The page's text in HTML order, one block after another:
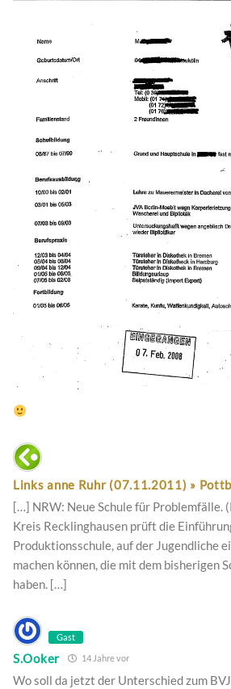
Links anne Ruhr (07.11.2011) »
[…] NRW: Neue Schule für Problemfälle.
Kreis Recklinghausen prüft die
Produktionsschule, auf der Jugendliche
machen können, die mit dem bisherigen
haben. […]
Gast
S.Ooker 14 Jahre vor
Wo soll da jetzt der Unterschied zum BVJ